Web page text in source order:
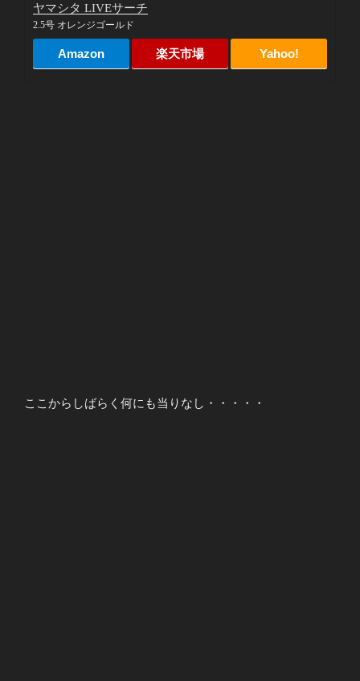
ヤマシタ LIVEサーチ
2.5号 オレンジゴールド
Amazon 楽天市場 Yahoo!
ここからしばらく何にも当りなし・・・・・